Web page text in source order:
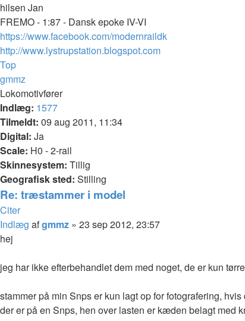
hilsen Jan
FREMO - 1:87 - Dansk epoke IV-VI
https://www.facebook.com/modernraildk
http://www.lystrupstation.blogspot.com
Top
gmmz
Lokomotivfører
Indlæg: 1577
Tilmeldt: 09 aug 2011, 11:34
Digital: Ja
Scale: H0 - 2-rail
Skinnesystem: Tillig
Geografisk sted: Stilling
Re: træstammer i model
Citer
Indlæg afgmmz » 23 sep 2012, 23:57
hej
jeg har ikke efterbehandlet dem med noget, de er kun
stammer på min Snps er kun lagt op for fotografering,
der er på en Snps, hen over lasten er kæden belagt med